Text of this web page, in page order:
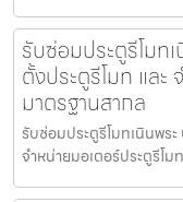
รับซ่อมประตูรีโมท
ตั้งประตูรีโมท และ
มาตรฐานสากล
รับซ่อมประตูรีโมทเนินพร
จำหน่ายมอเตอร์ประตูรีโ